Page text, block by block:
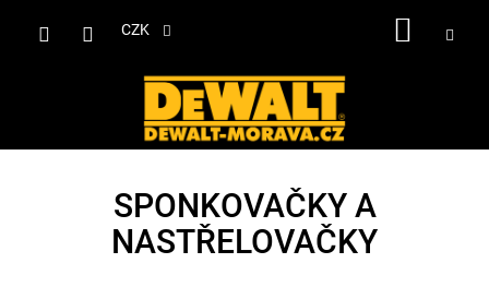
CZK
SPONKOVAČKY A
NASTŘELOVAČKY